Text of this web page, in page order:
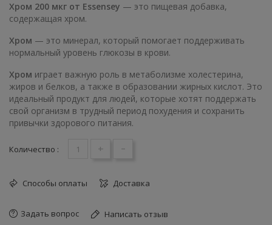
Хром 200 мкг от Essensey — это пищевая добавка,
содержащая хром.
Хром — это минерал, который помогает поддерживать
нормальный уровень глюкозы в крови.
Хром играет важную роль в метаболизме холестерина,
жиров и белков, а также в образовании жирных кислот. Это
идеальный продукт для людей, которые хотят поддержать
свой организм в трудный период похудения и сохранить
привычки здорового питания.
Количество : + -
Способы оплаты Доставка
Задать вопрос Написать отзыв